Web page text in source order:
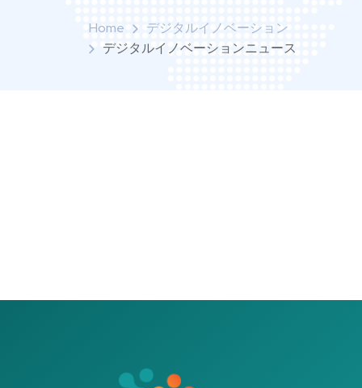
Home
デジタルイノベーション
デジタルイノベーションニュース